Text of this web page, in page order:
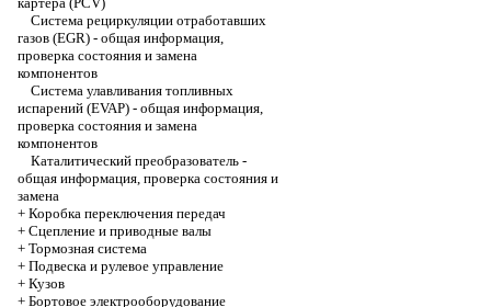
Система рециркуляции отработавших
газов (EGR) - общая информация,
проверка состояния и замена
компонентов
Система улавливания топливных
испарений (EVAP) - общая информация,
проверка состояния и замена
компонентов
Каталитический преобразователь -
общая информация, проверка состояния и
замена
+ Коробка переключения передач
+ Cцепление и приводные валы
+ Тормозная система
+ Подвеска и рулевое управление
+ Кузов
+ Бортовое электрооборудование